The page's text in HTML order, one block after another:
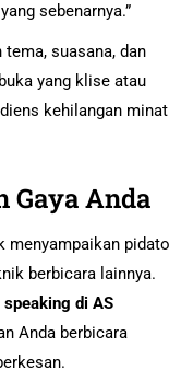
sebenarnya.”
tema, suasana, dan
yang klise atau
kehilangan minat
Gaya Anda
menyampaikan pidato
berbicara lainnya.
di AS
Anda berbicara